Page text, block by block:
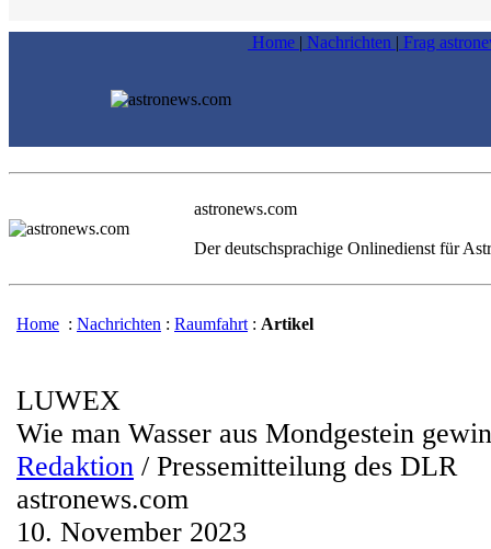
Home | Nachrichten | Frag
astronews.com
Der deutschsprachige Onlinedienst für
Home : Nachrichten : Raumfahrt : Artikel
LUWEX
Wie man Wasser aus Mondgestein
Redaktion / Pressemitteilung des DLR
astronews.com
10. November 2023